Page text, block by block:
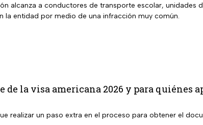
alcanza a conductores de transporte escolar, unidades
la entidad por medio de una infracción muy común.
de la visa americana 2026 y para quiénes
realizar un paso extra en el proceso para obtener el